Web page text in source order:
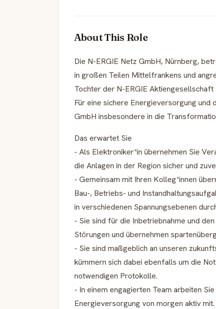
About This Role
Die N-ERGIE Netz GmbH, Nürnberg,
in großen Teilen Mittelfrankens und
Tochter der N-ERGIE
Für eine sichere Energieversorgung
GmbH insbesondere in die
Das erwartet Sie
- Als Elektroniker*in übernehmen Sie
die Anlagen in der Region sicher und
- Gemeinsam mit Ihren Kolleg*innen
Bau-, Betriebs- und
in verschiedenen Spannungsebenen
- Sie sind für die Inbetriebnahme und
Störungen und übernehmen
- Sie sind maßgeblich an unseren
kümmern sich dabei ebenfalls um die
notwendigen Protokolle.
- In einem engagierten Team arbeiten
Energieversorgung von morgen aktiv mit.